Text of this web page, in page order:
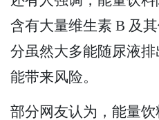
含有大量维生素 B 及
分虽然大多能随尿液
能带来风险。
部分网友认为，能量